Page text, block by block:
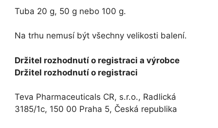
Tuba 20 g, 50 g nebo 100 g.
Na trhu nemusí být všechny velikosti balení.
Držitel rozhodnutí o registraci a výrobce
Držitel rozhodnutí o registraci
Teva Pharmaceuticals CR, s.r.o., Radlická
3185/1c, 150 00 Praha 5, Česká republika